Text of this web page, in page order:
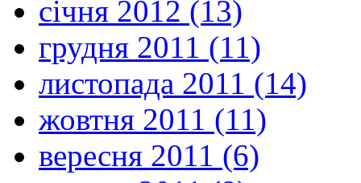
січня 2012 (13)
грудня 2011 (11)
листопада 2011 (14)
жовтня 2011 (11)
вересня 2011 (6)